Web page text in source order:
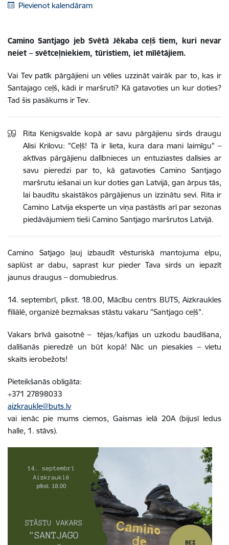
Pievienot kalendāram
Camino Santjago jeb Svētā Jēkaba ceļš tiem, kuri nevar
neiet – svētceļniekiem, tūristiem, iet mīlētājiem.
Vai Tev patīk pārgājieni un vēlies uzzināt vairāk par to, kas ir
Santajago ceļš, kādi ir maršruti? Kā gatavoties un kur doties?
Tad šis pasākums ir Tev.
Rita Kenigsvalde kopā ar savu pārgājienu sirds draugu
Alisi Krilovu: "Ceļš! Tā ir lieta, kura dara mani laimīgu" –
aktīvas pārgājienu dalībnieces un entuziastes dalīsies ar
savu pieredzi par to, kā gatavoties Camino Santjago
maršrutu iešanai un kur doties gan Latvijā, gan ārpus tās,
lai baudītu skaistākos pārgājienus un izzinātu sevi. Rita ir
Camino Latvija eksperte un viņa pastāstīs arī par sezonas
piedāvājumiem tieši Camino Santjago maršrutos Latvijā.
Camino Satjago ļauj izbaudīt vēsturiskā mantojuma elpu,
saplūst ar dabu, saprast kur pieder Tava sirds un iepazīt
jaunus draugus – domubiedrus.
14. septembrī, plkst. 18.00, Mācību centrs BUTS, Aizkraukles
filiālē, organizē bezmaksas stāstu vakaru "Santjago ceļš".
Vakars brīvā gaisotnē – tējas/kafijas un uzkodu baudīšana,
dalīšanās pieredzē un būt kopā! Nāc un piesakies – vietu
skaits ierobežots!
Pieteikšanās obligāta:
+371 27898033
aizkraukle@buts.lv
vai ienāc pie mums ciemos, Gaismas ielā 20A (bijusī ledus
halle, 1. stāvs).